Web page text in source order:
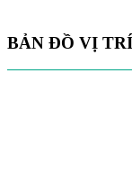
BẢN ĐỒ VỊ